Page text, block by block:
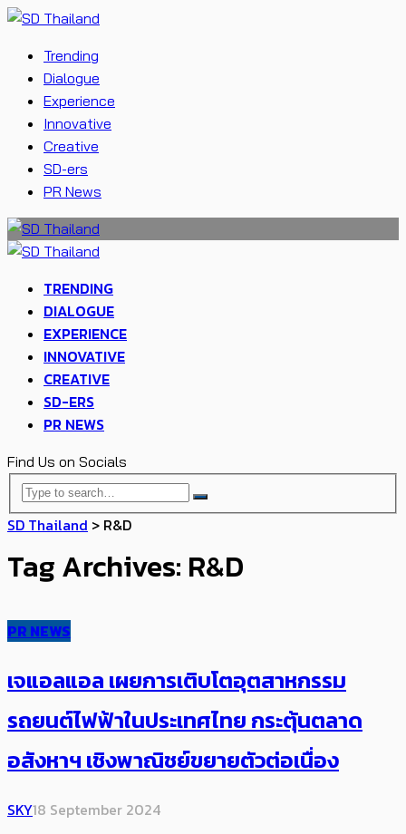
Trending
Dialogue
Experience
Innovative
Creative
SD-ers
PR News
TRENDING
DIALOGUE
EXPERIENCE
INNOVATIVE
CREATIVE
SD-ERS
PR NEWS
Find Us on Socials
SD Thailand > R&D
Tag Archives: R&D
PR NEWS
เจแอลแอล เผยการเติบโตอุตสาหกรรม
รถยนต์ไฟฟ้าในประเทศไทย กระตุ้นตลาด
อสังหาฯ เชิงพาณิชย์ขยายตัวต่อเนื่อง
SKY18 September 2024